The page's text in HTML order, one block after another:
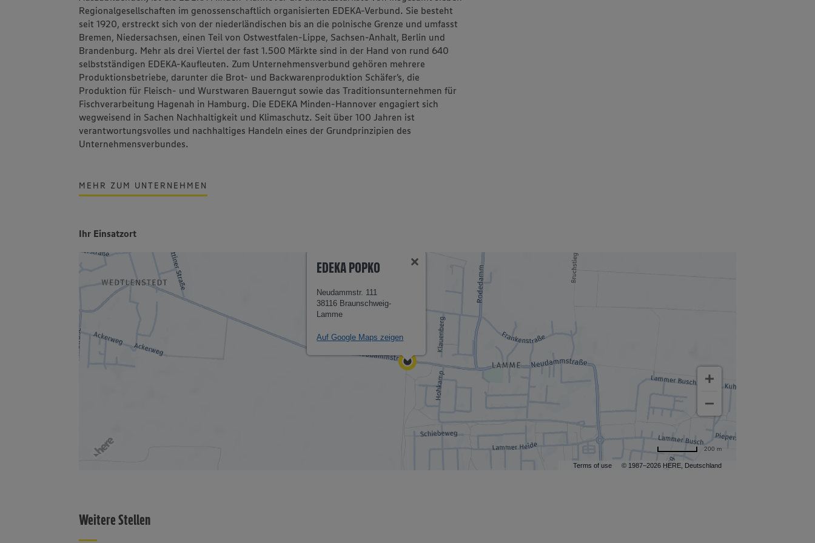
Regionalgesellschaften im genossenschaftlich organisierten EDEKA-Verbund. Sie besteht
seit 1920, erstreckt sich von der niederländischen bis an die polnische Grenze und umfasst
Bremen, Niedersachsen, einen Teil von Ostwestfalen-Lippe, Sachsen-Anhalt, Berlin und
Brandenburg. Mehr als drei Viertel der fast 1.500 Märkte sind in der Hand von rund 640
selbstständigen EDEKA-Kaufleuten. Zum Unternehmensverbund gehören mehrere
Produktionsbetriebe, darunter die Brot- und Backwarenproduktion Schäfer’s, die
Produktion für Fleisch- und Wurstwaren Bauerngut sowie das Traditionsunternehmen für
Fischverarbeitung Hagenah in Hamburg. Die EDEKA Minden-Hannover engagiert sich
wegweisend in Sachen Nachhaltigkeit und Klimaschutz. Seit über 100 Jahren ist
verantwortungsvolles und nachhaltiges Handeln eines der Grundprinzipien des
Unternehmensverbundes.
MEHR ZUM UNTERNEHMEN
Ihr Einsatzort
Terms of use © 1987–2026 HERE, Deutschland
EDEKA POPKO
Neudammstr. 111
38116 Braunschweig-
Lamme
Auf Google Maps zeigen
200 m
Weitere Stellen